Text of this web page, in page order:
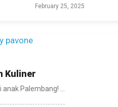
February 25, 2025
Kuliner
Palembang! ...